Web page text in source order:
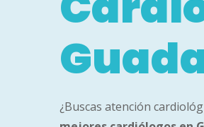
¿Buscas atención